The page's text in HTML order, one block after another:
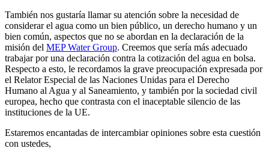
También nos gustaría llamar su atención sobre la necesidad de
considerar el agua como un bien público, un derecho humano y un
bien común, aspectos que no se abordan en la declaración de la
misión del MEP Water Group. Creemos que sería más adecuado
trabajar por una declaración contra la cotización del agua en bolsa.
Respecto a esto, le recordamos la grave preocupación expresada por
el Relator Especial de las Naciones Unidas para el Derecho
Humano al Agua y al Saneamiento, y también por la sociedad civil
europea, hecho que contrasta con el inaceptable silencio de las
instituciones de la UE.
Estaremos encantadas de intercambiar opiniones sobre esta cuestión
con ustedes,